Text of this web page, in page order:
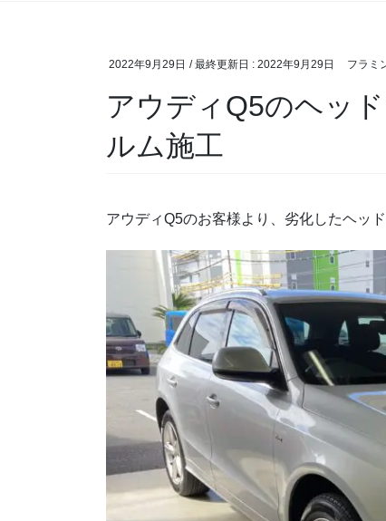
2022年9月29日 / 最終更新日 : 2022年9月29日 フラミ
アウディQ5のヘッ
ルム施工
アウディQ5のお客様より、劣化したヘッ